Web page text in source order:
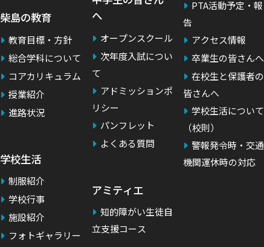
柴島の教育
教育目標・方針
総合学科について
コアカリキュラム
授業紹介
進路状況
学校生活
制服紹介
学校行事
施設紹介
フォトギャラリー
へ
オープンスクール
次年度入試につい
て
アドミッションポ
リシー
パンフレット
よくある質問
アミティエ
知的障がい生徒自
立支援コース
PTA活動予定・報
告
アクセス情報
卒業生の皆さんへ
在校生と保護者の
皆さんへ
学校生活について
（校則）
警報発令時・交通
機関運休時の対応